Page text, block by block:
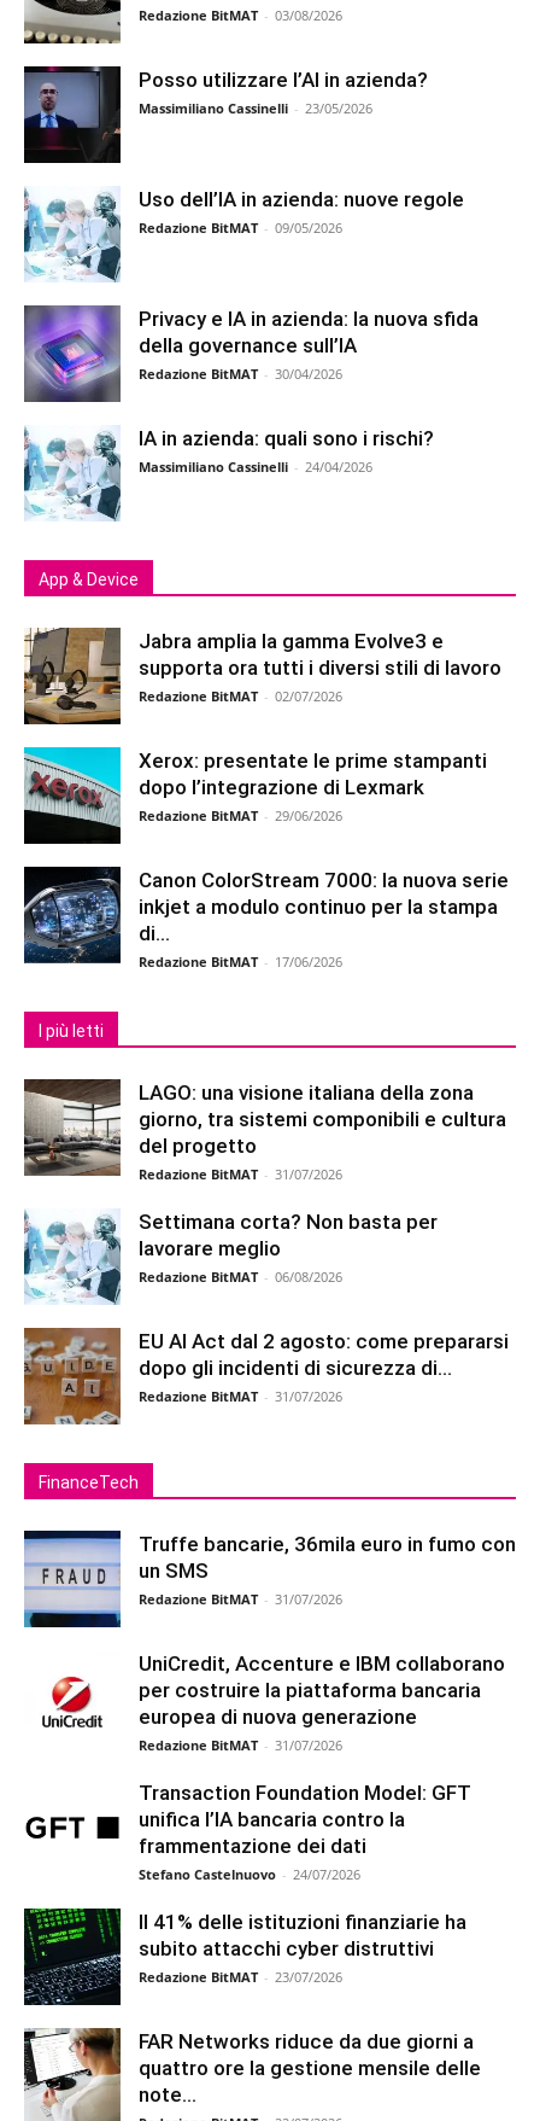
Redazione BitMAT - 03/08/2026
Posso utilizzare l’AI in azienda?
Massimiliano Cassinelli - 23/05/2026
Uso dell’IA in azienda: nuove regole
Redazione BitMAT - 09/05/2026
Privacy e IA in azienda: la nuova sfida
della governance sull’IA
Redazione BitMAT - 30/04/2026
IA in azienda: quali sono i rischi?
Massimiliano Cassinelli - 24/04/2026
App & Device
Jabra amplia la gamma Evolve3 e
supporta ora tutti i diversi stili di lavoro
Redazione BitMAT - 02/07/2026
Xerox: presentate le prime stampanti
dopo l’integrazione di Lexmark
Redazione BitMAT - 29/06/2026
Canon ColorStream 7000: la nuova serie
inkjet a modulo continuo per la stampa
di...
Redazione BitMAT - 17/06/2026
I più letti
LAGO: una visione italiana della zona
giorno, tra sistemi componibili e cultura
del progetto
Redazione BitMAT - 31/07/2026
Settimana corta? Non basta per
lavorare meglio
Redazione BitMAT - 06/08/2026
EU AI Act dal 2 agosto: come prepararsi
dopo gli incidenti di sicurezza di...
Redazione BitMAT - 31/07/2026
FinanceTech
Truffe bancarie, 36mila euro in fumo con
un SMS
Redazione BitMAT - 31/07/2026
UniCredit, Accenture e IBM collaborano
per costruire la piattaforma bancaria
europea di nuova generazione
Redazione BitMAT - 31/07/2026
Transaction Foundation Model: GFT
unifica l’IA bancaria contro la
frammentazione dei dati
Stefano Castelnuovo - 24/07/2026
Il 41% delle istituzioni finanziarie ha
subito attacchi cyber distruttivi
Redazione BitMAT - 23/07/2026
FAR Networks riduce da due giorni a
quattro ore la gestione mensile delle
note...